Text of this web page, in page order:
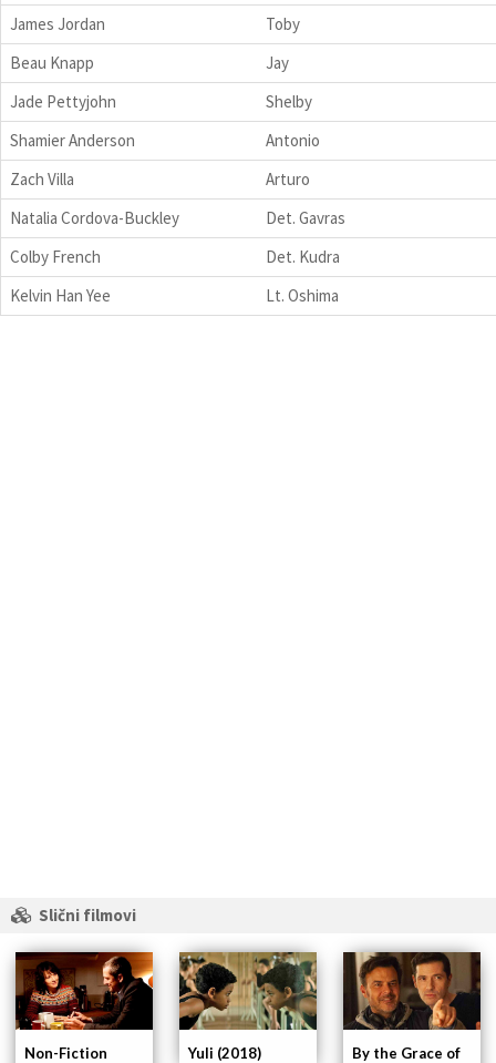
James Jordan
Toby
Beau Knapp
Jay
Jade Pettyjohn
Shelby
Shamier Anderson
Antonio
Zach Villa
Arturo
Natalia Cordova-Buckley
Det. Gavras
Colby French
Det. Kudra
Kelvin Han Yee
Lt. Oshima
Slični filmovi
By the Grace of
Yuli (2018)
Non-Fiction